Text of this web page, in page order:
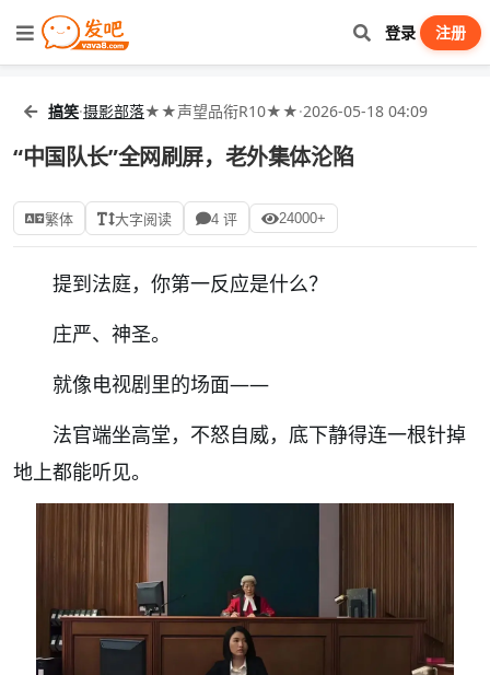
登录 注册
搞笑·摄影部落★★声望品衔R10★★·2026-05-18 04:09
“中国队长”全网刷屏，老外集体沦陷
繁体 大字阅读 4 评 24000+
提到法庭，你第一反应是什么？
庄严、神圣。
就像电视剧里的场面——
法官端坐高堂，不怒自威，底下静得连一根针掉
地上都能听见。